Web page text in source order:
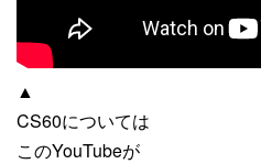
▲
CS60については
このYouTubeが